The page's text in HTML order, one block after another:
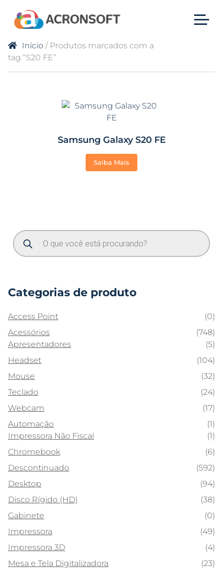
Início / Produtos marcados com a
tag “S20 FE”
Samsung Galaxy S20 FE
Saiba Mais
Categorias de produto
Access Point
(0)
Acessórios
(748)
Apresentadores
(5)
Headset
(104)
Mouse
(32)
Teclado
(24)
Webcam
(17)
Automação
(1)
Impressora Não Fiscal
(1)
Chromebook
(6)
Descontinuado
(592)
Desktop
(94)
Disco Rígido (HD)
(38)
Gabinete
(0)
Impressora
(49)
Impressora 3D
(4)
Mesa e Tela Digitalizadora
(23)